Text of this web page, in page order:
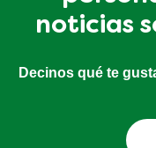
noticias
Decinos qué te